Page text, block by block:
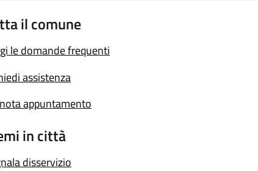
il comune
le domande frequenti
assistenza
appuntamento
in città
disservizio